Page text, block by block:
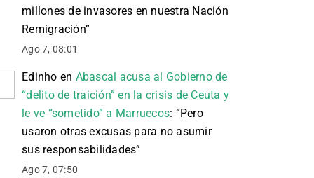
millones de invasores en nuestra Nación
Remigración”
Ago 7, 08:01
Edinho en Abascal acusa al Gobierno de
“delito de traición” en la crisis de Ceuta y
le ve “sometido” a Marruecos: “Pero
usaron otras excusas para no asumir
sus responsabilidades”
Ago 7, 07:50